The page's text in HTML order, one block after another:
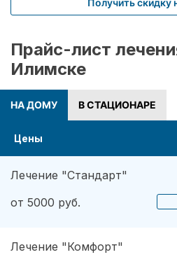
Получить скидку
Прайс-лист
Илимске
НА ДОМУ В СТАЦИОНАРЕ
Цены
Лечение "Стандарт"
от 5000 руб.
Лечение "Комфорт"